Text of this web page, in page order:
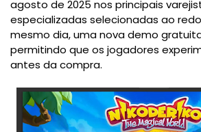
agosto de 2025 nos principais
especializadas selecionadas ao
mesmo dia, uma nova demo
permitindo que os jogadores
antes da compra.